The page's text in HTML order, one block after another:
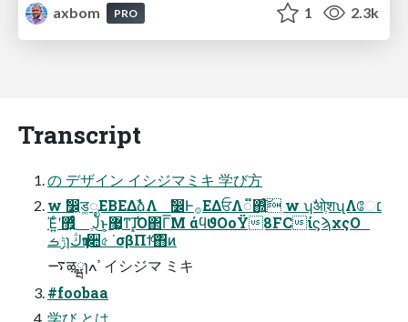
axbom
PRO 1 2.3k
Transcript
の デザイン イシジマミキ 学び⽅
w ࣗ෼͕ड͚ೖΕΒΕΔࣾձΛ ࣗ෼Ͱ࡞ΕΔਓΛ૿΍͍ͨ͠ w ʮࣗओֶशʯΛே׆
Έ͍ͨʹ޿͍͛ͨ ֶͿ͜ͱ͕޷͖ͳɺ͓͠Ό΂Γ͞Μ άϥϑΟοΫ8FCίϛϡχςΟ
ݱࡏɿڭҭɾ૊৫ ˙σβΠϯͨ͠΋ͷ
࠷ऴֶྺɿߴߍ イシジマ ミキ
#foobaa
学び とは